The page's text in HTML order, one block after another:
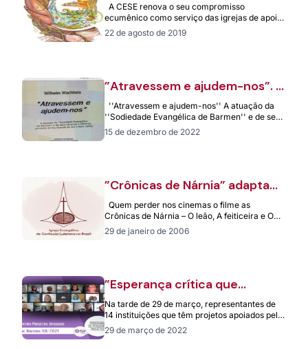
Campanha Promavera para a
Vida da CESE
A CESE renova o seu compromisso
ecumênico como serviço das igrejas de apoio
à luta por direitos no Brasil.…
22 de agosto de 2019
”Atravessem e ajudem-nos”. A
Evangélica de Barmen” e de
seus obreiros e obreiras
enviados ao Rio Grande do sul
''Atravessem e ajudem-nos'' A atuação da
''Sodiedade Evangélica de Barmen'' e de seus
obreiros e obreiras enviados ao Rio…
15 de dezembro de 2022
”Crônicas de Nárnia” adapta
evangelho para jovens e
crianças
Quem perder nos cinemas o filme as
Crônicas de Nárnia – O leão, A feiticeira e O
guarda-roupas, dirigido…
29 de janeiro de 2006
”Esperança crítica que
dignidade e promove
autonomia!”
Na tarde de 29 de março, representantes de
14 instituições que têm projetos apoiados pelo
Programa de Pequenos Projetos (PPP)…
29 de março de 2022